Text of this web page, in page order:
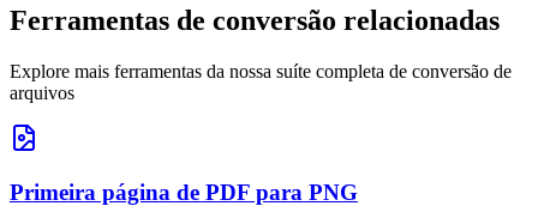
Ferramentas de conversão relacionadas
Explore mais ferramentas da nossa suíte completa de conversão de
arquivos
Primeira página de PDF para PNG